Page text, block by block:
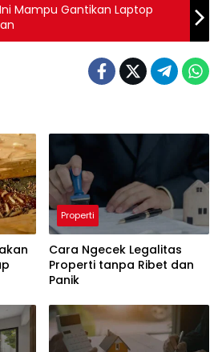
Mampu Gantikan Laptop
Properti
Cara Ngecek Legalitas
Properti tanpa Ribet dan
Panik